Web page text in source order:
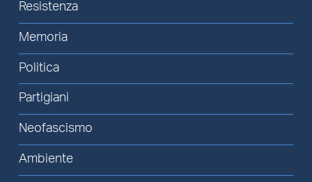
Resistenza
Memoria
Politica
Partigiani
Neofascismo
Ambiente